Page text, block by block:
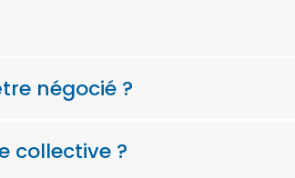
négocié ?
collective ?